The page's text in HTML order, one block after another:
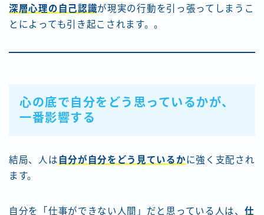
深層心理の自己認識が現実の行動を引っ張ってしまうこ
とによっても引き起こされます。。
心の底で自分をどう思っているかが、
一番影響する
結局、人は 自分が自分をどう見ているか に強く支配され
ます。
自分を「仕事ができない人間」だと思っている人は、 仕